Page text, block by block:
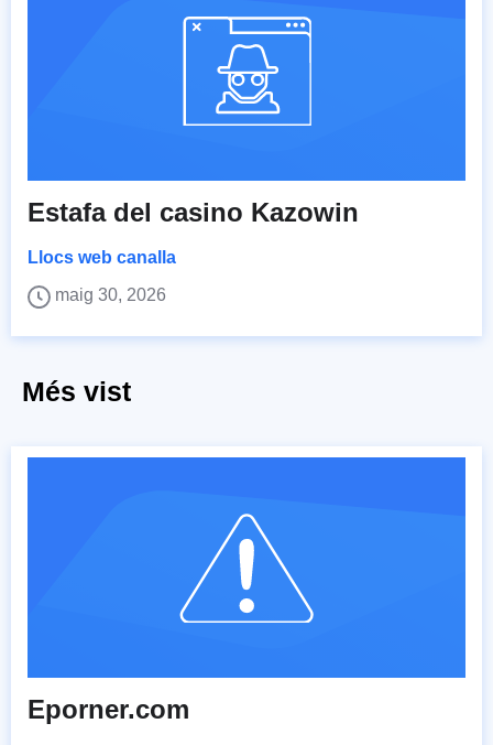
Estafa del casino Kazowin
Llocs web canalla
maig 30, 2026
Més vist
Eporner.com